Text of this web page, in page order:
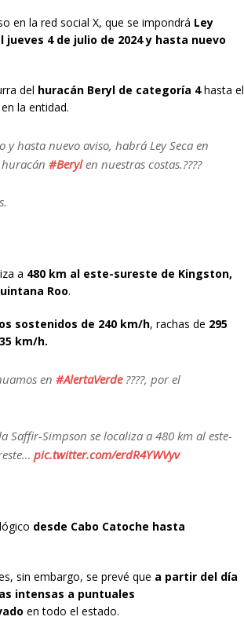
en la red social X, que se impondrá Ley
4 de julio de 2024 y hasta nuevo
del huracán Beryl de categoría 4hasta el
en la entidad.
hasta nuevo aviso, habrá Ley Seca en
#Berylen nuestras costas.????
a 480 km al este-sureste de Kingston,
Roo.
sostenidos de 240 km/h, rachas de 295
km/h.
en#AlertaVerde????, por el
Saffir-Simpson se localiza a 480 km al este-
pic.twitter.com/erdR4YWVyv
desde Cabo Catoche hasta
sin embargo, se prevé que a partir del día
intensas a puntuales
en todo el estado.